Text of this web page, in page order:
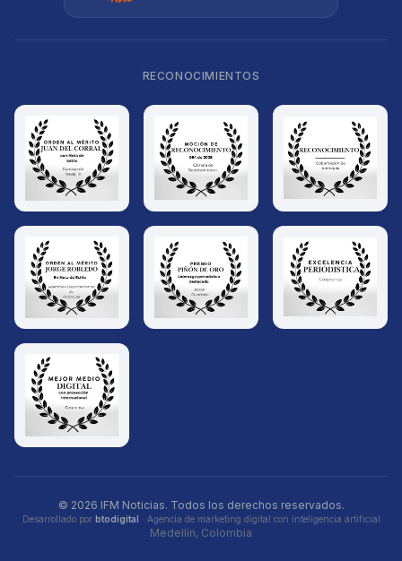
RECONOCIMIENTOS
© 2026 IFM Noticias. Todos los derechos reservados.
Desarrollado por btodigital · Agencia de marketing digital con inteligencia artificial
Medellín, Colombia